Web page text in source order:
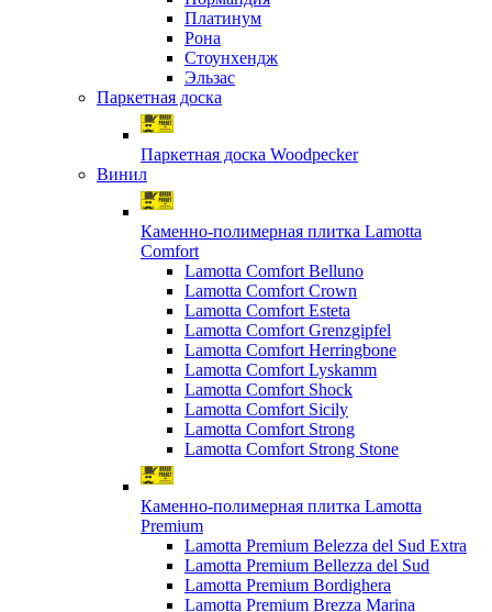
Платинум
Рона
Стоунхендж
Эльзас
Паркетная доска
Паркетная доска Woodpecker
Винил
Каменно-полимерная плитка Lamotta
Comfort
Lamotta Comfort Belluno
Lamotta Comfort Crown
Lamotta Comfort Esteta
Lamotta Comfort Grenzgipfel
Lamotta Comfort Herringbone
Lamotta Comfort Lyskamm
Lamotta Comfort Shock
Lamotta Comfort Sicily
Lamotta Comfort Strong
Lamotta Comfort Strong Stone
Каменно-полимерная плитка Lamotta
Premium
Lamotta Premium Belezza del Sud Extra
Lamotta Premium Bellezza del Sud
Lamotta Premium Bordighera
Lamotta Premium Brezza Marina